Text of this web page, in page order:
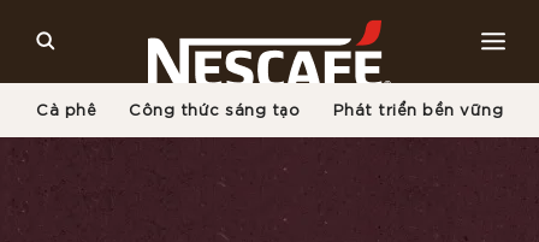
Cà phê Công thức sáng tạo Phát triển bền vững
Cà Phê Và Phong Cách Sống
Nhà & “mẹo” Tiện Dụng Khác